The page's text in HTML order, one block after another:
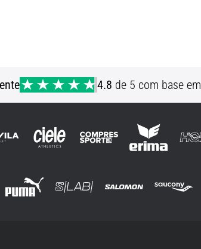
4.8 de 5 com base em